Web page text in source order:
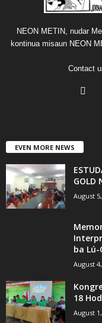
NEON METIN, nudar
kontinua misaun NEON
Contact
EVEN MORE NEWS
GOLD
August
ba Lú-
August
18
August